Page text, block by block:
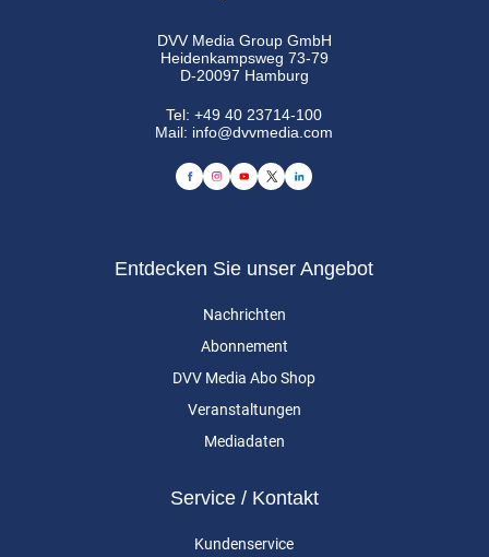
DVV Media Group GmbH
Heidenkampsweg 73-79
D-20097 Hamburg
Tel:+49 40 23714-100
Mail: info@dvvmedia.com
Entdecken Sie unser Angebot
Nachrichten
Abonnement
DVV Media Abo Shop
Veranstaltungen
Mediadaten
Service / Kontakt
Kundenservice